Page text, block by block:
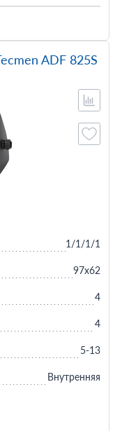
ADF 825S
1/1/1/1
97x62
4
4
5-13
Внутренняя